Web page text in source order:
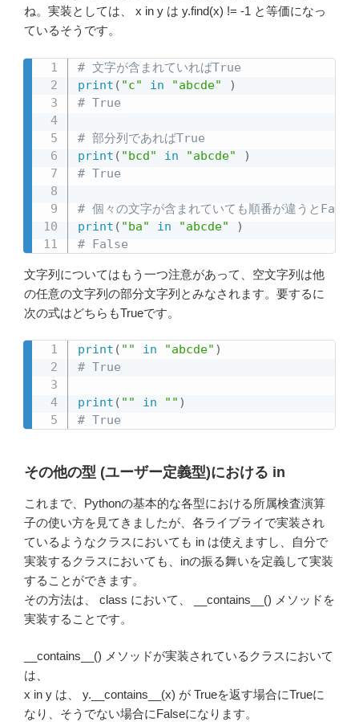
ね。実装としては、 x in y は y.find(x) != -1 と等価になっ
ているそうです。
# 文字が含まれていればTrue
print ( "c" in "abcde"
)
# True
# 部分列であればTrue
print ( "bcd" in "abcde"
)
# True
# 個々の文字が含まれていても順番が違うとFalse
print ( "ba" in "abcde"
)
# False
文字列についてはもう一つ注意があって、空文字列は他
の任意の文字列の部分文字列とみなされます。要するに
次の式はどちらもTrueです。
print ( "" in "abcde" )
# True
print ( "" in "" )
# True
その他の型 (ユーザー定義型)における in
これまで、Pythonの基本的な各型における所属検査演算
子の使い方を見てきましたが、各ライブライで実装され
ているようなクラスにおいても in は使えますし、自分で
実装するクラスにおいても、inの振る舞いを定義して実装
することができます。
その方法は、 class において、 __contains__() メソッドを
実装することです。
__contains__() メソッドが実装されているクラスにおいて
は、
x in y は、 y.__contains__(x) が Trueを返す場合にTrueに
なり、そうでない場合にFalseになります。